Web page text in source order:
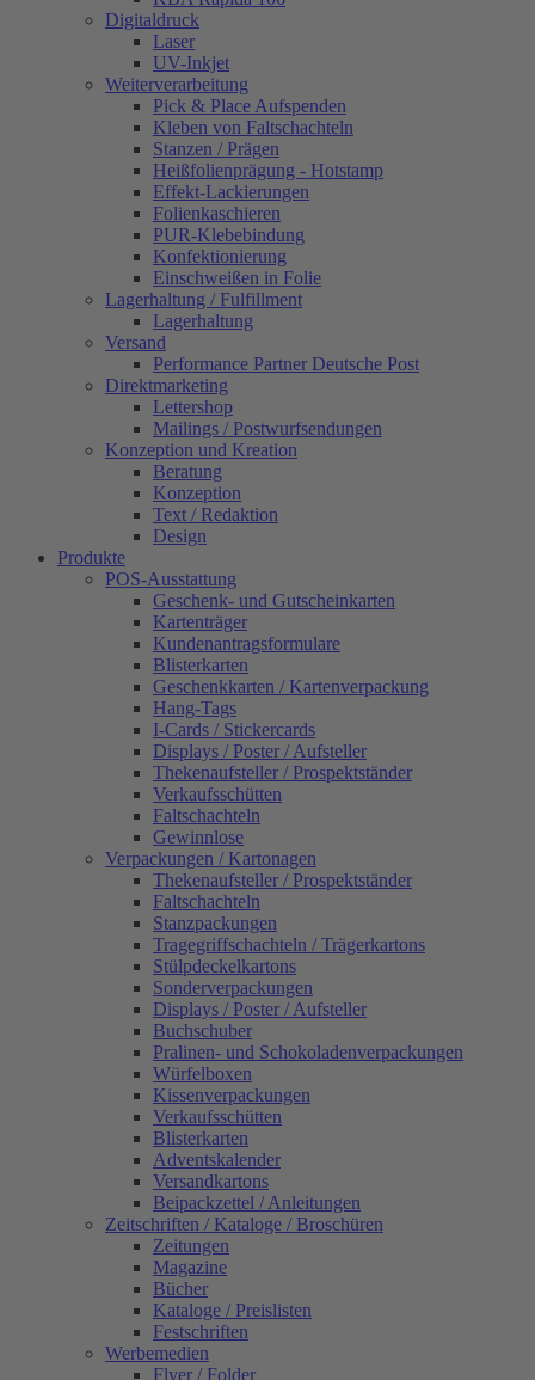
Digitaldruck
Laser
UV-Inkjet
Weiterverarbeitung
Pick & Place Aufspenden
Kleben von Faltschachteln
Stanzen / Prägen
Heißfolienprägung - Hotstamp
Effekt-Lackierungen
Folienkaschieren
PUR-Klebebindung
Konfektionierung
Einschweißen in Folie
Lagerhaltung / Fulfillment
Lagerhaltung
Versand
Performance Partner Deutsche Post
Direktmarketing
Lettershop
Mailings / Postwurfsendungen
Konzeption und Kreation
Beratung
Konzeption
Text / Redaktion
Design
Produkte
POS-Ausstattung
Geschenk- und Gutscheinkarten
Kartenträger
Kundenantragsformulare
Blisterkarten
Geschenkkarten / Kartenverpackung
Hang-Tags
I-Cards / Stickercards
Displays / Poster / Aufsteller
Thekenaufsteller / Prospektständer
Verkaufsschütten
Faltschachteln
Gewinnlose
Verpackungen / Kartonagen
Thekenaufsteller / Prospektständer
Faltschachteln
Stanzpackungen
Tragegriffschachteln / Trägerkartons
Stülpdeckelkartons
Sonderverpackungen
Displays / Poster / Aufsteller
Buchschuber
Pralinen- und Schokoladenverpackungen
Würfelboxen
Kissenverpackungen
Verkaufsschütten
Blisterkarten
Adventskalender
Versandkartons
Beipackzettel / Anleitungen
Zeitschriften / Kataloge / Broschüren
Zeitungen
Magazine
Bücher
Kataloge / Preislisten
Festschriften
Werbemedien
Flyer / Folder